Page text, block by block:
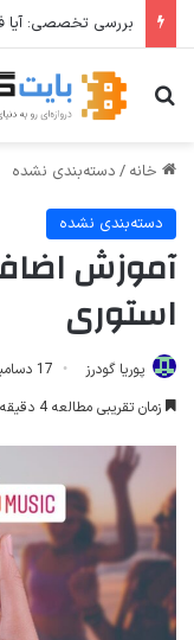
جستجو برای
خانه / دسته‌بندی نشده
دسته‌بندی نشده
آموزش
استوری
پوریا گودرز 17 دسامبر 2020
زمان تقریبی مطالعه 4 دقیقه